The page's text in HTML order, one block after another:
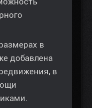
в
добавлена
в